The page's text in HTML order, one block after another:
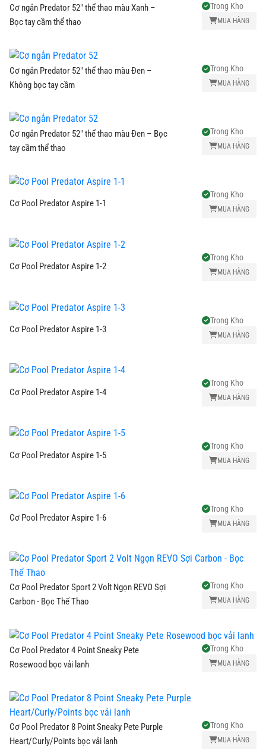
Cơ ngắn Predator 52" thể thao màu Xanh –
Bọc tay cầm thể thao
Trong Kho
MUA HÀNG
Cơ ngắn Predator 52" thể thao màu Đen –
Không bọc tay cầm
Trong Kho
MUA HÀNG
Cơ ngắn Predator 52" thể thao màu Đen – Bọc
tay cầm thể thao
Trong Kho
MUA HÀNG
Cơ Pool Predator Aspire 1-1
Trong Kho
MUA HÀNG
Cơ Pool Predator Aspire 1-2
Trong Kho
MUA HÀNG
Cơ Pool Predator Aspire 1-3
Trong Kho
MUA HÀNG
Cơ Pool Predator Aspire 1-4
Trong Kho
MUA HÀNG
Cơ Pool Predator Aspire 1-5
Trong Kho
MUA HÀNG
Cơ Pool Predator Aspire 1-6
Trong Kho
MUA HÀNG
Cơ Pool Predator Sport 2 Volt Ngọn REVO Sợi
Carbon - Bọc Thể Thao
Trong Kho
MUA HÀNG
Cơ Pool Predator 4 Point Sneaky Pete
Rosewood bọc vải lanh
Trong Kho
MUA HÀNG
Cơ Pool Predator 8 Point Sneaky Pete Purple
Heart/Curly/Points bọc vải lanh
Trong Kho
MUA HÀNG